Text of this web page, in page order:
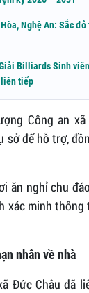
Nghệ An: Sắc
Billiards Sinh
tiếp
Công an
sở để hỗ trợ,
ăn nghỉ chu
minh thông
nhân về nhà
Đức Châu đã